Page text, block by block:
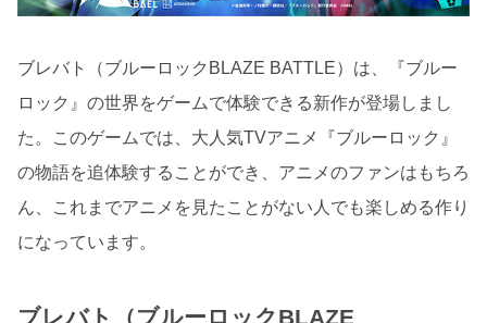
ブレバト（ブルーロックBLAZE BATTLE）は、『ブルー
ロック』の世界をゲームで体験できる新作が登場しまし
た。このゲームでは、大人気TVアニメ『ブルーロック』
の物語を追体験することができ、アニメのファンはもちろ
ん、これまでアニメを見たことがない人でも楽しめる作り
になっています。
ブレバト（ブルーロックBLAZE